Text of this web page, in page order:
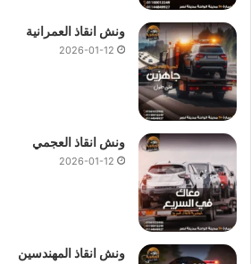
ونش انقاذ العمرانية
2026-01-12
ونش انقاذ العجمي
2026-01-12
ونش انقاذ المهندسين